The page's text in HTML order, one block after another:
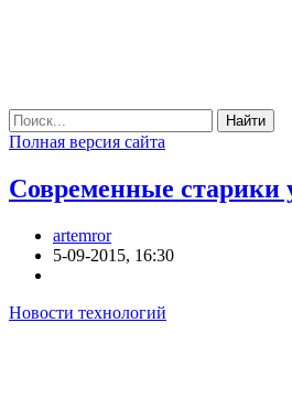
Найти
Полная версия сайта
Современные старики
artemror
5-09-2015, 16:30
Новости технологий